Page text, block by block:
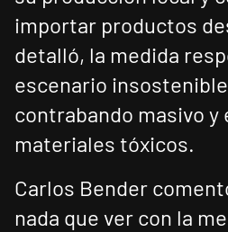
importar productos
detalló, la medida
escenario
contrabando masivo y
materiales tóxicos.
Carlos Bender
nada que ver con la